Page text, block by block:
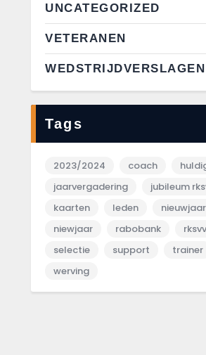
UNCATEGORIZED
VETERANEN
WEDSTRIJDVERSLAGEN
Tags
2023/2024 coach
jaarvergadering
jubileum
kaarten
leden
nieuwjaar
niewjaar
rabobank
rksvv
selectie
support
trainer
werving